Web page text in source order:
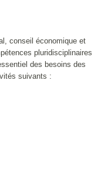
conseil économique et
pluridisciplinaires
des besoins des
suivants :